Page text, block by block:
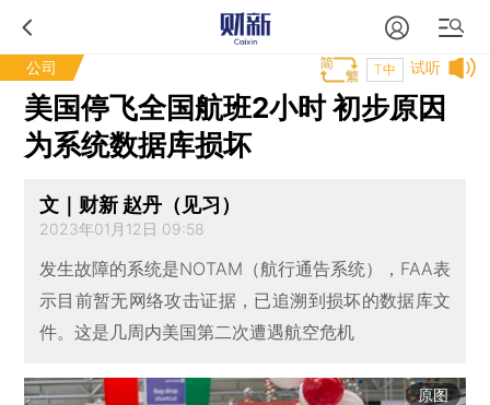
公司 试听
T中
美国停飞全国航班2小时 初步原因
为系统数据库损坏
文｜财新 赵丹（见习）
2023年01月12日 09:58
发生故障的系统是NOTAM（航行通告系统），FAA表
示目前暂无网络攻击证据，已追溯到损坏的数据库文
件。这是几周内美国第二次遭遇航空危机
原图